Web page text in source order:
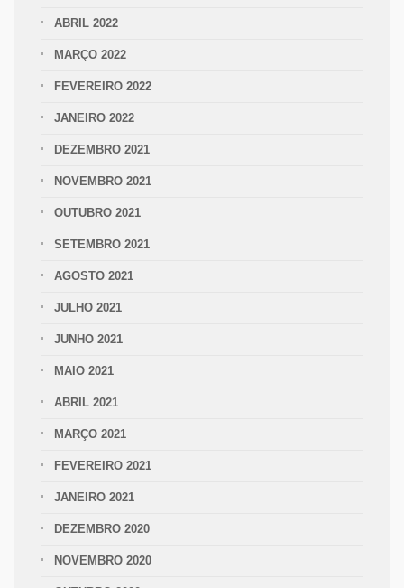
ABRIL 2022
MARÇO 2022
FEVEREIRO 2022
JANEIRO 2022
DEZEMBRO 2021
NOVEMBRO 2021
OUTUBRO 2021
SETEMBRO 2021
AGOSTO 2021
JULHO 2021
JUNHO 2021
MAIO 2021
ABRIL 2021
MARÇO 2021
FEVEREIRO 2021
JANEIRO 2021
DEZEMBRO 2020
NOVEMBRO 2020